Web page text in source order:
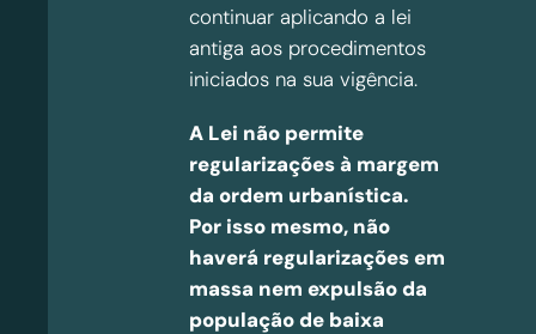
continuar aplicando a lei
antiga aos procedimentos
iniciados na sua vigência.
A Lei não permite
regularizações à margem
da ordem urbanística.
Por isso mesmo, não
haverá regularizações em
massa nem expulsão da
população de baixa